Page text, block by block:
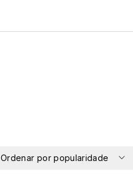
Ordenar por popularidade